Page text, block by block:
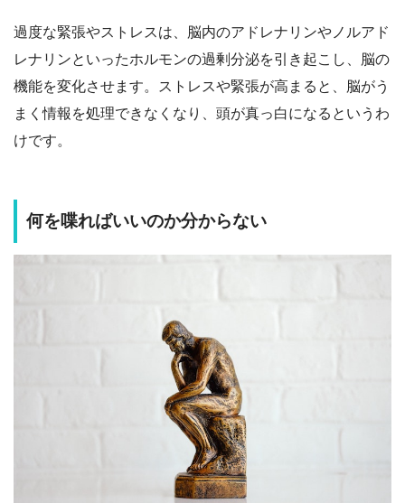
過度な緊張やストレスは、脳内のアドレナリンやノルアド
レナリンといったホルモンの過剰分泌を引き起こし、脳の
機能を変化させます。ストレスや緊張が高まると、脳がう
まく情報を処理できなくなり、頭が真っ白になるというわ
けです。
何を喋ればいいのか分からない